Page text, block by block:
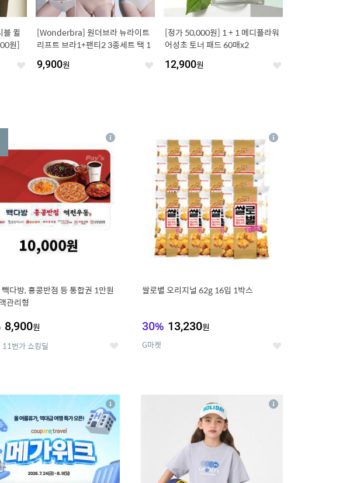
퀼
원]
좋
[Wonderbra] 원더브라 뉴라이트
리프트 브라1+팬티2 3종세트 택 1
9,900원 좋
[정가 50,000원] 1 + 1 메디플라워
어성초 토너 패드 60매x2
12,900원 좋
다방, 홍콩반점 등 통합권 1만원
관리형
8,900원
11번가 쇼킹딜 좋
상
세
쌀로별 오리지널 62g 16입 1박스
30% 13,230원
G마켓 좋
상
상
세
상